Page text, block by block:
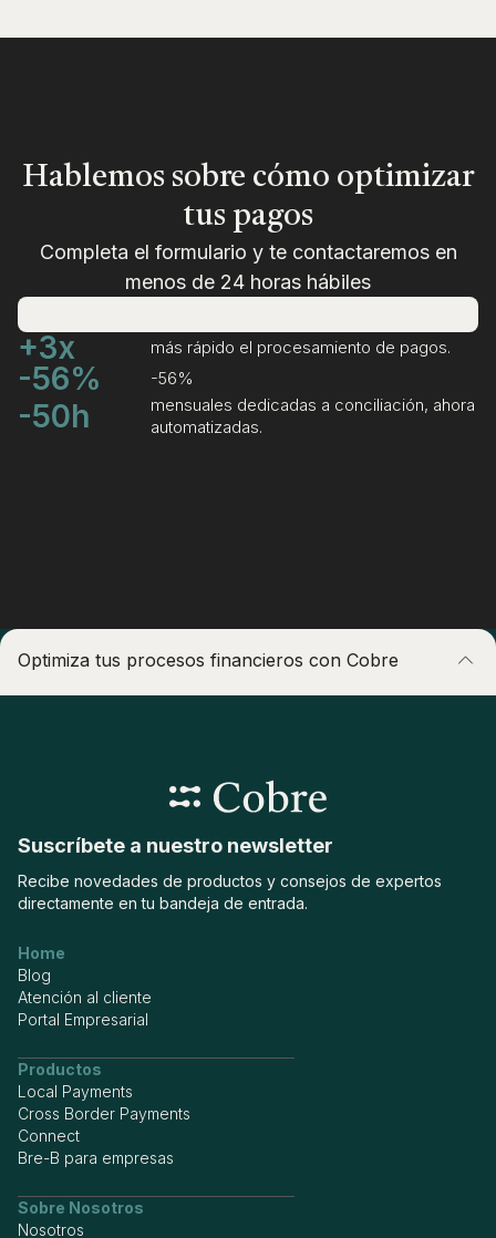
Hablemos sobre cómo optimizar
tus pagos
Completa el formulario y te contactaremos en
menos de 24 horas hábiles
+3x más rápido el procesamiento de pagos.
-56% -56%
-50h
mensuales dedicadas a conciliación, ahora
automatizadas.
Optimiza tus procesos financieros con Cobre
Suscríbete a nuestro newsletter
Recibe novedades de productos y consejos de expertos
directamente en tu bandeja de entrada.
Home
Blog
Atención al cliente
Portal Empresarial
Productos
Local Payments
Cross Border Payments
Connect
Bre-B para empresas
Sobre Nosotros
Nosotros